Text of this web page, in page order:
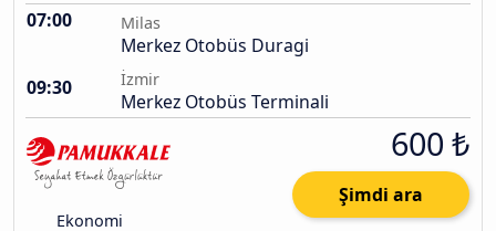
07:00 Milas
Merkez Otobüs Duragi
09:30
İzmir
Merkez Otobüs Terminali
Ekonomi
600 ₺
Şimdi ara